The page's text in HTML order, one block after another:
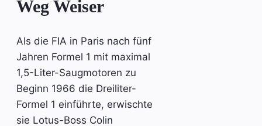
Weg Weiser
Als die FIA in Paris nach fünf
Jahren Formel 1 mit maximal
1,5-Liter-Saugmotoren zu
Beginn 1966 die Dreiliter-
Formel 1 einführte, erwischte
sie Lotus-Boss Colin